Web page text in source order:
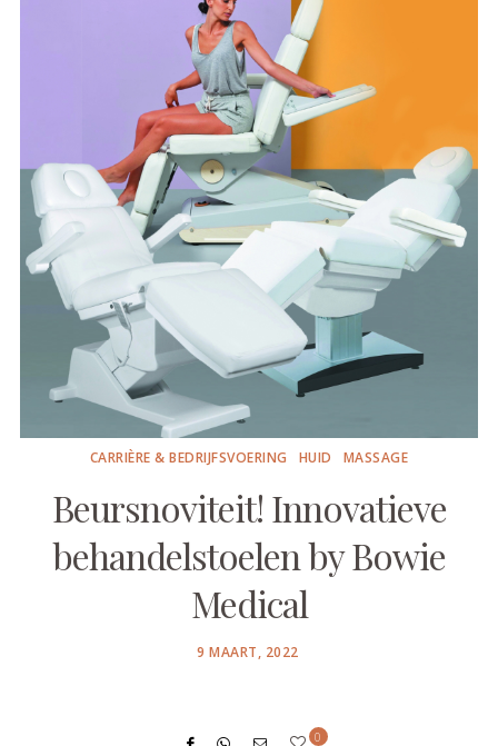
CARRIÈRE & BEDRIJFSVOERING HUID MASSAGE
Beursnoviteit! Innovatieve
behandelstoelen by Bowie
Medical
POSTED
9 MAART, 2022
0